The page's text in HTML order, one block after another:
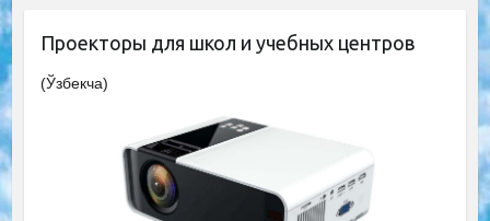
Проекторы для школ и учебных центров
(Ўзбекча)